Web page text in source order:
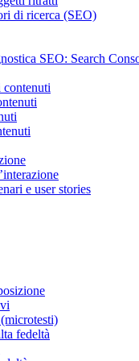
di ricerca (SEO)
SEO: Search
contenuti
e user stories
fedeltà